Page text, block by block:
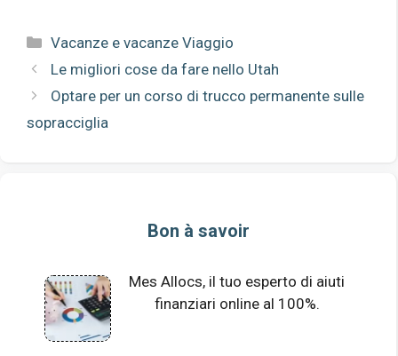
Categorie
Vacanze e vacanze Viaggio
Le migliori cose da fare nello Utah
Optare per un corso di trucco permanente sulle
sopracciglia
Bon à savoir
Mes Allocs, il tuo esperto di aiuti
finanziari online al 100%.